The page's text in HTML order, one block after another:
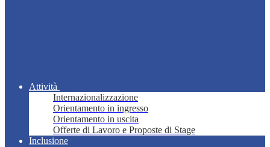
Attività
Internazionalizzazione
Orientamento in ingresso
Orientamento in uscita
Offerte di Lavoro e Proposte di Stage
Inclusione